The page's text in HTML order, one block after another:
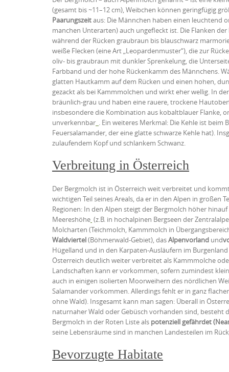
LINK
EMBED
(gesamt bis ~11–12 cm), Weibchen können geringfügig
Paarungszeitaus: Die Männchen haben einen leuchtend
manchen Unterarten) auch ungefleckt ist. Die Flanken
während der Rücken graubraun bis blauschwarz
weiße Flecken (eine Art „Leopardenmuster“), die zur
oliv- bis graubraun mit dunkler Sprenkelung, die
Farbband und der hohe Rückenkamm des Männchens.
glatten Hautkamm auf dem Rücken und einen hohen,
gezackt als bei Kammmolchen und wirkt eher wellig. In
bräunlich-grau und haben eine rauere, trockene
insbesondere die Kombination aus kobaltblauer Flanke,
unverkennbar . Ein weiteres Merkmal: Die Kehle ist
Feuersalamander, der eine glatte schwarze Kehle hat).
zulaufendem Kopf und schlankem Schwanz.
Verbreitung in Österreich
Der Bergmolch ist in Österreich weit verbreitet und
wichtigen Teil seines Areals, da er in den Alpen in großen
Regionen: In den Alpen steigt der Bergmolch höher
Meereshöhe (z.B. in hochalpinen Bergseen der
Molcharten (Teichmolch, Kammmolch in
Waldviertel(Böhmerwald-Gebiet), dasAlpenvorland und
Hügelland und in den Karpaten-Ausläufern im
Österreich deutlich weiter verbreitet als Kammmolche
Landschaften kann er vorkommen, sofern zumindest
auch in einigen isolierten Moorweihern des nördlichen
Salamander vorkommen. Allerdings fehlt er in ganz
ohne Wald). Insgesamt kann man sagen: Überall in
naturnaher Wald oder Gebüsch vorhanden sind, besteht
Bergmolch in der Roten Liste als potenziell gefährdet
seine Lebensräume sind in manchen Landesteilen im
Bevorzugte Habitate